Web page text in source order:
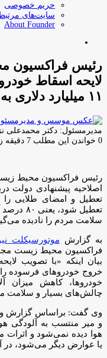
حریم خصوصی
سایت‌های
About Founder
رئیس فراکسیون
لایحه اسقاط
۱۱ میلیارد دلاری به سلامت مردم
مدیرمسئول: دکتر محمدعلی
0 خواندن این مطلب 7 دقیقه زمان میبرد
رئیس فراکسیون محیط
اصلاحیه پیشنهادی دولت
تعطیل و امضای طلایی
سلامت مردم را نادیده
به گزارش موتورسیکلت
بیان اینکه «با تصویب
خروج خودروهای فرسوده
خودروها، کاهش میزان
چالش‌های بسیار و سلامت
و میر منتسب به آلودگی
هوا دیده نمی‌شود و
یا عوارض دیگر می‌شود، در